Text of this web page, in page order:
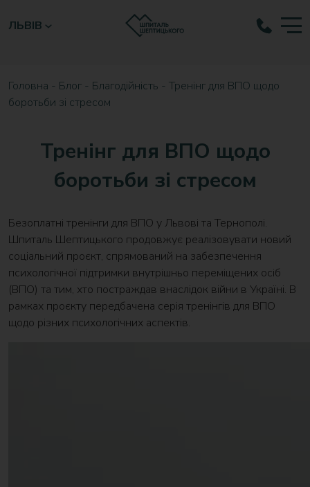
ЛЬВІВ
Головна - Блог - Благодійність - Тренінг для ВПО щодо
боротьби зі стресом
Тренінг для ВПО щодо
боротьби зі стресом
Безоплатні тренінги для ВПО у Львові та Тернополі.
Шпиталь Шептицького продовжує реалізовувати новий
соціальний проєкт, спрямований на забезпечення
психологічної підтримки внутрішньо переміщених осіб
(ВПО) та тим, хто постраждав внаслідок війни в Україні. В
рамках проєкту передбачена серія тренінгів для ВПО
щодо різних психологічних аспектів.